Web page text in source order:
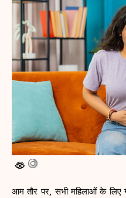
आम तौर पर, सभी महिलाओं के लिए